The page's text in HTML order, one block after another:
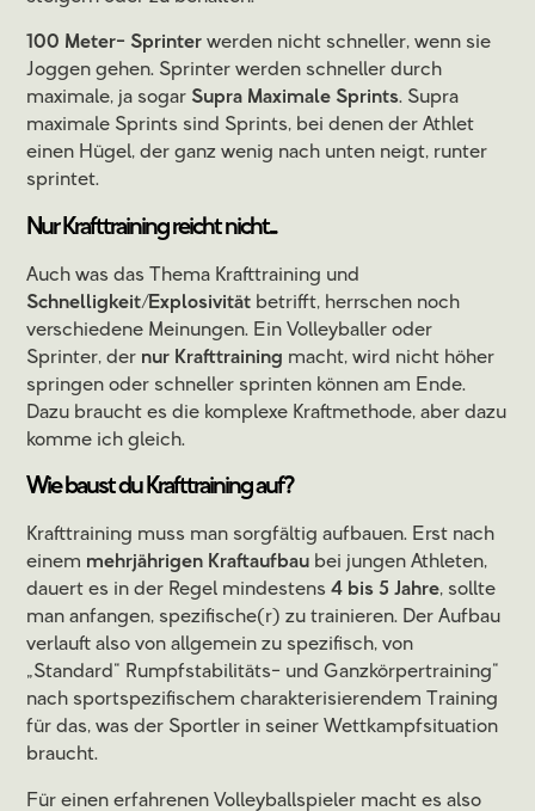
100 Meter- Sprinter werden nicht schneller, wenn sie
Joggen gehen. Sprinter werden schneller durch
maximale, ja sogar Supra Maximale Sprints. Supra
maximale Sprints sind Sprints, bei denen der Athlet
einen Hügel, der ganz wenig nach unten neigt, runter
sprintet.
Nur Krafttraining reicht nicht...
Auch was das Thema Krafttraining und
Schnelligkeit/Explosivität betrifft, herrschen noch
verschiedene Meinungen. Ein Volleyballer oder
Sprinter, der nur Krafttraining macht, wird nicht höher
springen oder schneller sprinten können am Ende.
Dazu braucht es die komplexe Kraftmethode, aber dazu
komme ich gleich.
Wie baust du Krafttraining auf?
Krafttraining muss man sorgfältig aufbauen. Erst nach
einem mehrjährigen Kraftaufbau bei jungen Athleten,
dauert es in der Regel mindestens4 bis 5 Jahre, sollte
man anfangen, spezifische(r) zu trainieren. Der Aufbau
verlauft also von allgemein zu spezifisch, von
„Standard“ Rumpfstabilitäts- und Ganzkörpertraining“
nach sportspezifischem charakterisierendem Training
für das, was der Sportler in seiner Wettkampfsituation
braucht.
Für einen erfahrenen Volleyballspieler macht es also